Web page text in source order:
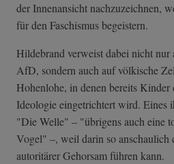
der Innenansicht nachzuzeichnen,
für den Faschismus begeistern.
Hildebrand verweist dabei nicht
AfD, sondern auch auf völkische
Hohenlohe, in denen bereits
Ideologie eingetrichtert wird. Eines
"Die Welle" – "übrigens auch eine
Vogel" –, weil darin so anschaulich
autoritärer Gehorsam führen kann.